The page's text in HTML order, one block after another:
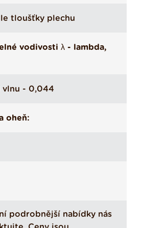
tloušťky plechu
vodivosti λ - lambda,
vlnu - 0,044
oheň:
podrobnější nabídky nás